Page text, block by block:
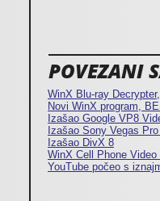
POVEZANI
WinX Blu-ray
Novi WinX program,
Izašao Google VP8
Izašao Sony Vegas
Izašao DivX 8
WinX Cell Phone Video
YouTube počeo s